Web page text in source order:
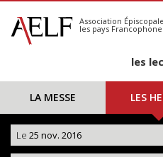
S'abonner
Calendrier
Association
les pays
les
LA MESSE LES
Le 25 nov. 2016